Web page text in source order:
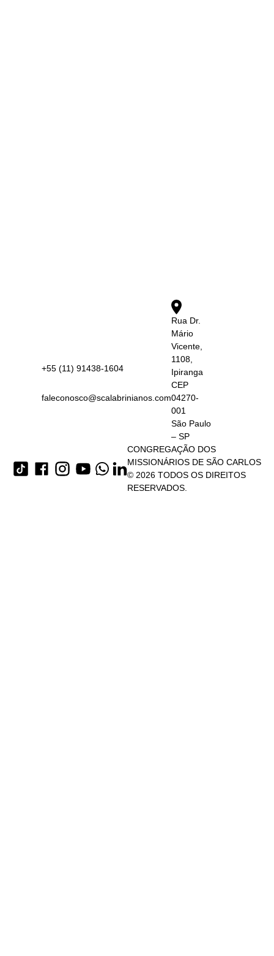
+55 (11) 91438-1604
faleconosco@scalabrinianos.com
Rua Dr.
Mário
Vicente,
1108,
Ipiranga
CEP
04270-
001
São Paulo
– SP
CONGREGAÇÃO DOS
MISSIONÁRIOS DE SÃO CARLOS
© 2026 TODOS OS DIREITOS
RESERVADOS.